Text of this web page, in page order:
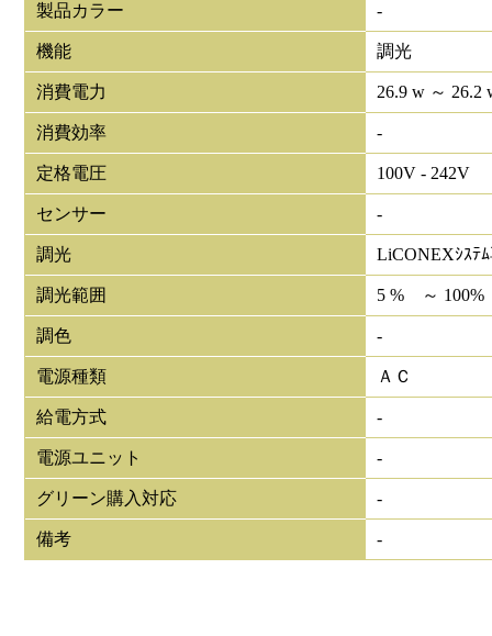
製品カラー -
機能 調光
消費電力 26.9 w ～ 26.2
消費効率 -
定格電圧 100V - 242V
センサー -
調光 LiCONEXｼｽﾃ
調光範囲 5 % ～ 100%
調色 -
電源種類 ＡＣ
給電方式 -
電源ユニット -
グリーン購入対応 -
備考 -